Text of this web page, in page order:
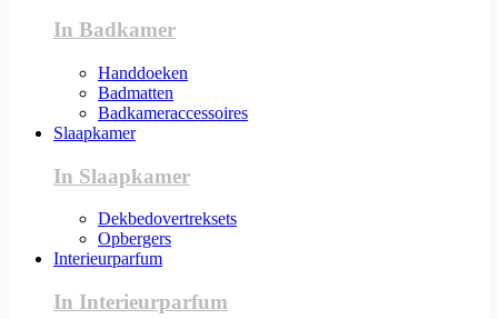
In Badkamer
Handdoeken
Badmatten
Badkameraccessoires
Slaapkamer
In Slaapkamer
Dekbedovertreksets
Opbergers
Interieurparfum
In Interieurparfum